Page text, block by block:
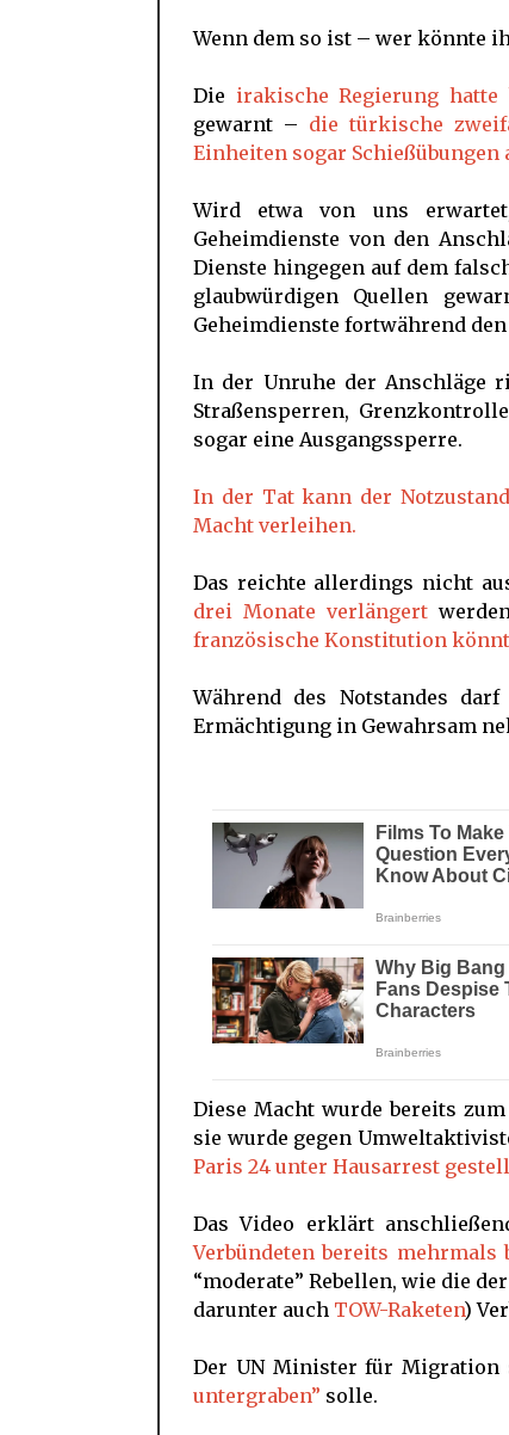
Wenn dem so ist – wer könnte
Die irakische Regierung
gewarnt – die türkische
Einheiten sogar Schießübungen
Wird etwa von uns
Geheimdienste von den
Dienste hingegen auf dem
glaubwürdigen Quellen
Geheimdienste fortwährend
In der Unruhe der Anschläge
Straßensperren,
sogar eine Ausgangssperre.
In der Tat kann der
Macht verleihen.
Das reichte allerdings nicht
drei Monate verlängert
französische Konstitution
Während des Notstandes
Ermächtigung in Gewahrsam
Diese Macht wurde bereits
sie wurde gegen
Paris 24 unter Hausarrest
Das Video erklärt
Verbündeten bereits
“moderate” Rebellen, wie die
darunter auch TOW-Raketen)
Der UN Minister für Migration
untergraben” solle.